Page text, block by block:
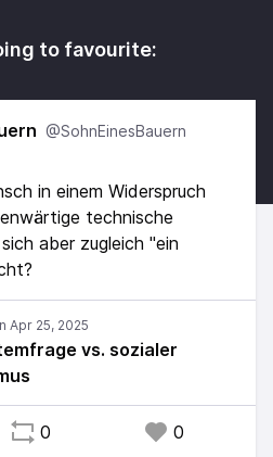
to favourite:
@SohnEinesBauern
in einem Widerspruch
technische
aber zugleich "ein
vs. sozialer
0 0